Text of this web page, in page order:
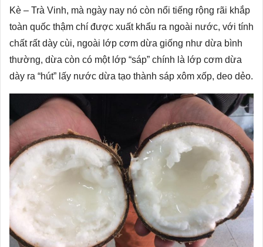
Kè – Trà Vinh, mà ngày nay nó còn nổi tiếng rộng rãi khắp
toàn quốc thậm chí được xuất khẩu ra ngoài nước, với tính
chất rất dày cùi, ngoài lớp cơm dừa giống như dừa bình
thường, dừa còn có một lớp “sáp” chính là lớp cơm dừa
dày ra “hút” lấy nước dừa tạo thành sáp xôm xốp, deo dẻo.